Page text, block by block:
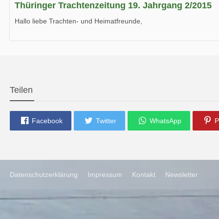
Thüringer Trachtenzeitung 19. Jahrgang 2/2015
Hallo liebe Trachten- und Heimatfreunde,
Teilen
Facebook Twitter WhatsApp
Datenschutzerklärung Impressum Kontakt Newsletter